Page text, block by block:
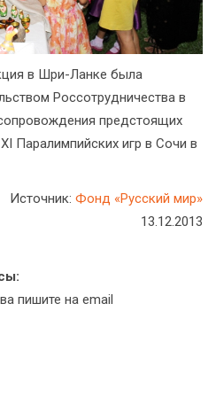
в Шри-Ланке была
Россотрудничества в
предстоящих
Паралимпийских игр в Сочи в
Источник: Фонд «Русский мир»
13.12.2013
пишите на email